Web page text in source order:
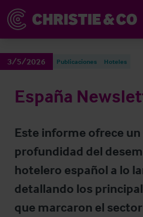
3/5/2026 Publicaciones Hoteles
España
Este informe ofrece un
profundidad del
hotelero español a lo
detallando los
que marcaron el